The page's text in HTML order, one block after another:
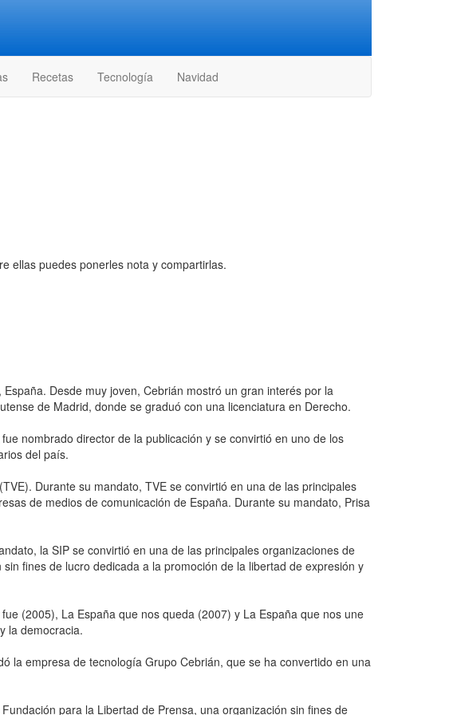
Recetas Tecnología Navidad
ellas puedes ponerles nota y compartirlas.
Desde muy joven, Cebrián mostró un gran interés por la
de Madrid, donde se graduó con una licenciatura en Derecho.
nombrado director de la publicación y se convirtió en uno de los
del país.
Durante su mandato, TVE se convirtió en una de las principales
de medios de comunicación de España. Durante su mandato, Prisa
la SIP se convirtió en una de las principales organizaciones de
fines de lucro dedicada a la promoción de la libertad de expresión y
(2005), La España que nos queda (2007) y La España que nos une
la democracia.
la empresa de tecnología Grupo Cebrián, que se ha convertido en una
para la Libertad de Prensa, una organización sin fines de